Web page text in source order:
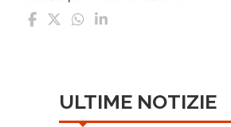
ULTIME NOTIZIE